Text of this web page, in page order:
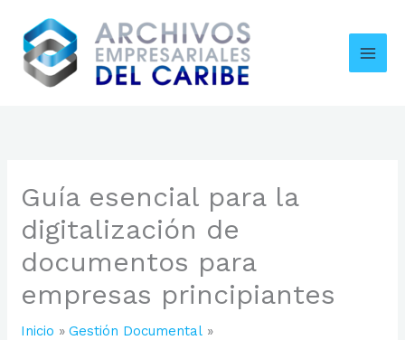
contenido
Guía esencial para la
digitalización de
documentos para
empresas principiantes
Inicio
Gestión Documental